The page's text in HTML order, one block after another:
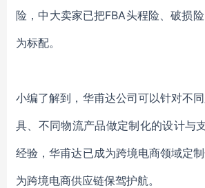
险，中大卖家已把FBA头程险、破损
为标配。
小编了解到，华甫达公司可以针对不
具、不同物流产品做定制化的设计与
经验，华甫达已成为跨境电商领域定
为跨境电商供应链保驾护航。